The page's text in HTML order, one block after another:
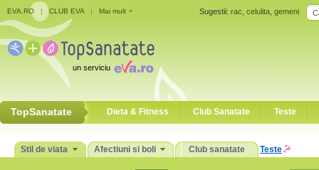
Sugestii: rac,celulita,gemeni
EVA.RO | CLUB EVA | Mai mult
un serviciu
TopSanatate Dieta & Fitness Club Sanatate Teste
Stil de viata Afectiuni si boli Club sanatate Teste